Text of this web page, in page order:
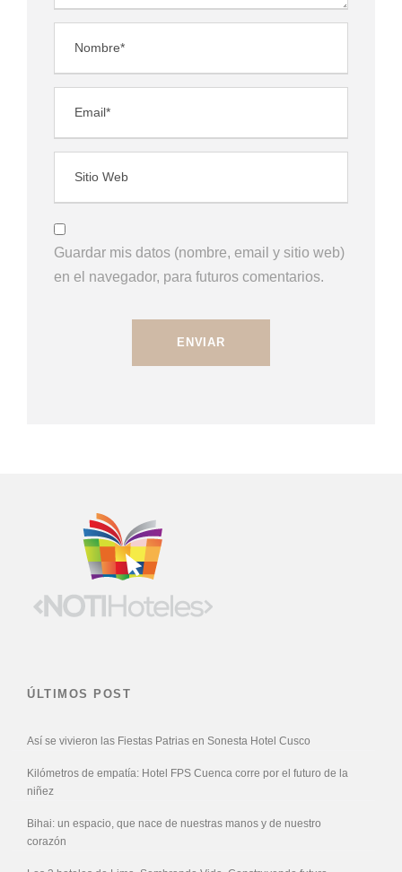
Guardar mis datos (nombre, email y sitio web)
en el navegador, para futuros comentarios.
ÚLTIMOS POST
Así se vivieron las Fiestas Patrias en Sonesta Hotel Cusco
Kilómetros de empatía: Hotel FPS Cuenca corre por el futuro de la
niñez
Bihai: un espacio, que nace de nuestras manos y de nuestro
corazón